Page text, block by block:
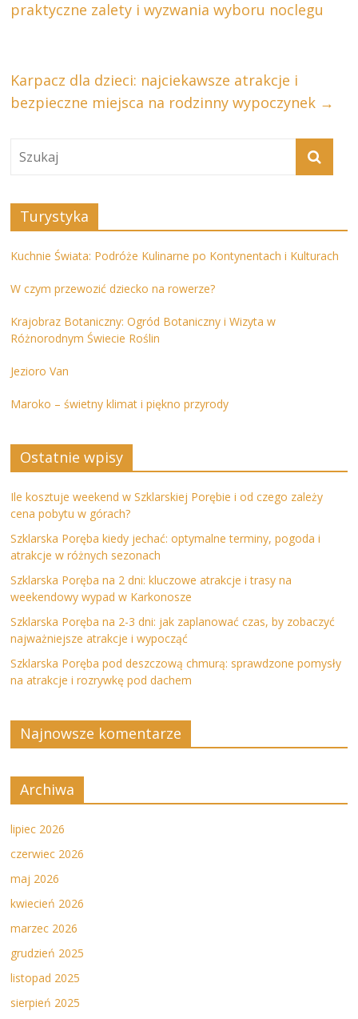
praktyczne zalety i wyzwania wyboru noclegu
Karpacz dla dzieci: najciekawsze atrakcje i
bezpieczne miejsca na rodzinny wypoczynek →
Turystyka
Kuchnie Świata: Podróże Kulinarne po Kontynentach i Kulturach
W czym przewozić dziecko na rowerze?
Krajobraz Botaniczny: Ogród Botaniczny i Wizyta w
Różnorodnym Świecie Roślin
Jezioro Van
Maroko – świetny klimat i piękno przyrody
Ostatnie wpisy
Ile kosztuje weekend w Szklarskiej Porębie i od czego zależy
cena pobytu w górach?
Szklarska Poręba kiedy jechać: optymalne terminy, pogoda i
atrakcje w różnych sezonach
Szklarska Poręba na 2 dni: kluczowe atrakcje i trasy na
weekendowy wypad w Karkonosze
Szklarska Poręba na 2-3 dni: jak zaplanować czas, by zobaczyć
najważniejsze atrakcje i wypocząć
Szklarska Poręba pod deszczową chmurą: sprawdzone pomysły
na atrakcje i rozrywkę pod dachem
Najnowsze komentarze
Archiwa
lipiec 2026
czerwiec 2026
maj 2026
kwiecień 2026
marzec 2026
grudzień 2025
listopad 2025
sierpień 2025